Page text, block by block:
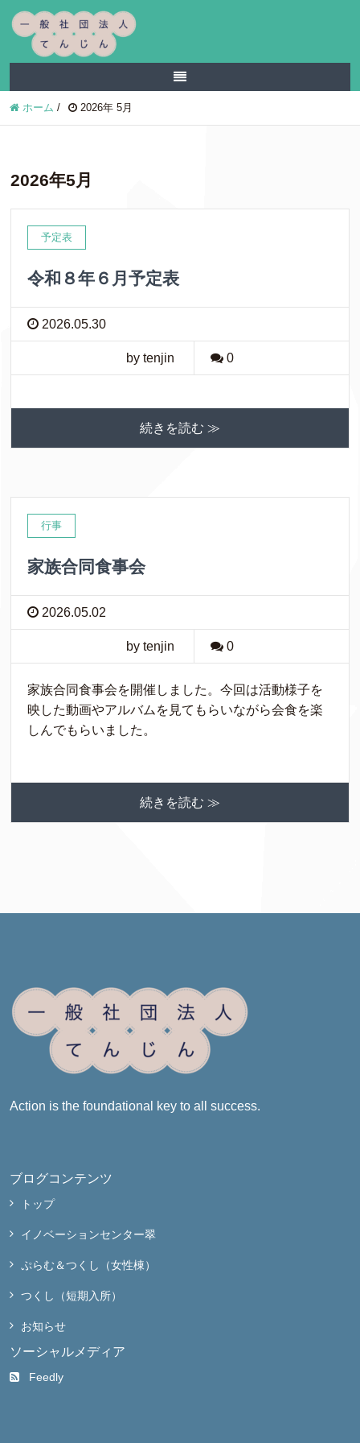
ホーム / 2026年 5月
2026年5月
予定表
令和８年６月予定表
2026.05.30
by tenjin 0
続きを読む ≫
行事
家族合同食事会
2026.05.02
by tenjin 0
家族合同食事会を開催しました。今回は活動様子を
映した動画やアルバムを見てもらいながら会食を楽
しんでもらいました。
続きを読む ≫
Action is the foundational key to all success.
ブログコンテンツ
トップ
イノベーションセンター翠
ぷらむ＆つくし（女性棟）
つくし（短期入所）
お知らせ
ソーシャルメディア
Feedly